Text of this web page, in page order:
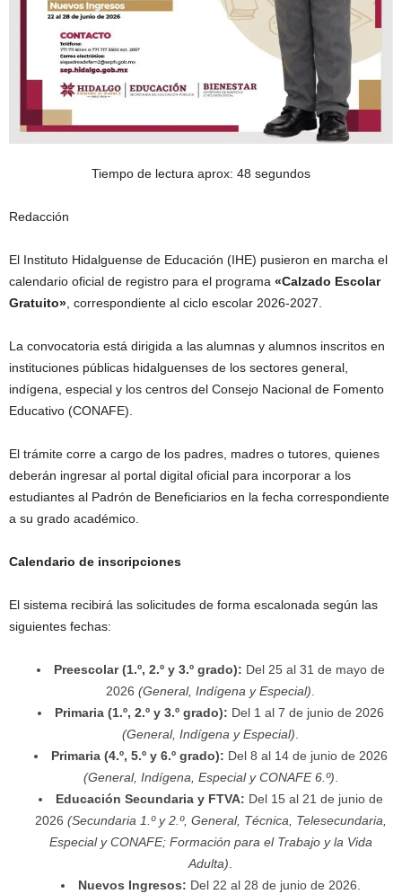
Tiempo de lectura aprox: 48 segundos
Redacción
El Instituto Hidalguense de Educación (IHE) pusieron en marcha el
calendario oficial de registro para el programa «Calzado Escolar
Gratuito», correspondiente al ciclo escolar 2026-2027.
La convocatoria está dirigida a las alumnas y alumnos inscritos en
instituciones públicas hidalguenses de los sectores general,
indígena, especial y los centros del Consejo Nacional de Fomento
Educativo (CONAFE).
El trámite corre a cargo de los padres, madres o tutores, quienes
deberán ingresar al portal digital oficial para incorporar a los
estudiantes al Padrón de Beneficiarios en la fecha correspondiente
a su grado académico.
Calendario de inscripciones
El sistema recibirá las solicitudes de forma escalonada según las
siguientes fechas:
Preescolar (1.º, 2.º y 3.º grado): Del 25 al 31 de mayo de
2026 (General, Indígena y Especial).
Primaria (1.º, 2.º y 3.º grado): Del 1 al 7 de junio de 2026
(General, Indígena y Especial).
Primaria (4.º, 5.º y 6.º grado): Del 8 al 14 de junio de 2026
(General, Indígena, Especial y CONAFE 6.º).
Educación Secundaria y FTVA: Del 15 al 21 de junio de
2026 (Secundaria 1.º y 2.º, General, Técnica, Telesecundaria,
Especial y CONAFE; Formación para el Trabajo y la Vida
Adulta).
Nuevos Ingresos: Del 22 al 28 de junio de 2026.